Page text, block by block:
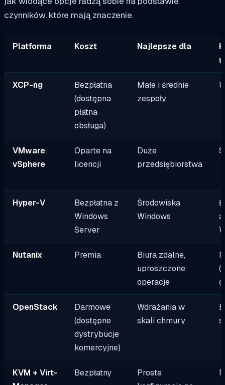
czynników, które mają znaczenie.
Platforma Koszt Najlepsze dla
XCP-ng
Bezpłatna
(dostępna
płatna
obsługa)
Małe i średnie
zespoły
VMware
vSphere
Oparte na
licencji
Duże
przedsiębiorstwa
Hyper-V
Bezpłatna z
Windows
Server
Środowiska
Windows
Nutanix Premia
Biura zdalne,
uproszczone
operacje
OpenStack
Darmowe
(dostępne
dystrybucje
komercyjne)
Wdrażania w
skali chmury
KVM + Virt-
Bezpłatny
Proste